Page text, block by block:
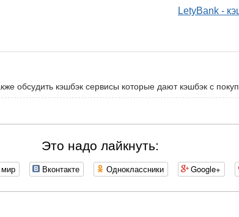
LetyBank -
обсудить кэшбэк сервисы которые дают кэшбэк с
Это надо лайкнуть:
Вконтакте Одноклассники Google+